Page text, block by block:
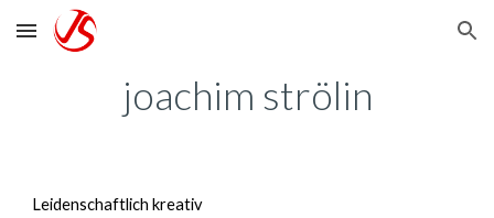
Skip to main content Skip to navigation
joachim strölin
Leidenschaftlich kreativ